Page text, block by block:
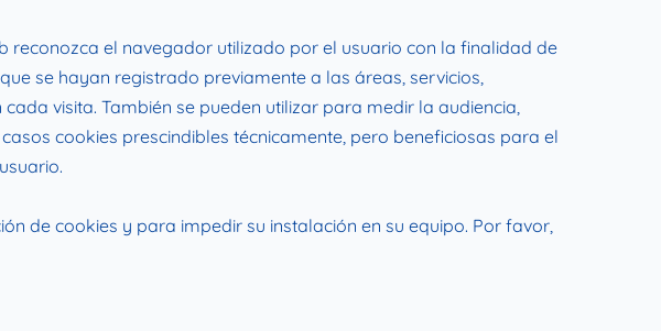
reconozca el navegador utilizado por el usuario con la finalidad de
se hayan registrado previamente a las áreas, servicios,
visita. También se pueden utilizar para medir la audiencia,
cookies prescindibles técnicamente, pero beneficiosas para el
de cookies y para impedir su instalación en su equipo. Por favor,